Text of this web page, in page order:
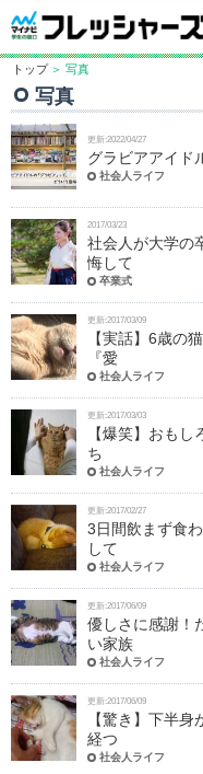
トップ ＞ 写真
写真
更新:2022/04/27
グラビアアイド
社会人ライフ
2017/03/23
社会人が大学の
悔して
卒業式
更新:2017/03/09
【実話】6歳の
『愛
社会人ライフ
更新:2017/03/03
【爆笑】おも
ち
社会人ライフ
更新:2017/02/27
3日間飲まず食
して
社会人ライフ
更新:2017/06/09
優しさに感謝！
い家族
社会人ライフ
更新:2017/06/09
【驚き】下半
経つ
社会人ライフ